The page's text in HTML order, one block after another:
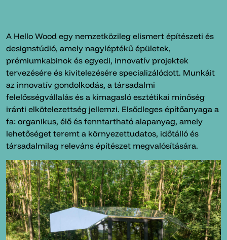
A Hello Wood egy nemzetközileg elismert építészeti és
designstúdió, amely nagyléptékű épületek,
prémiumkabinok és egyedi, innovatív projektek
tervezésére és kivitelezésére specializálódott. Munkáit
az innovatív gondolkodás, a társadalmi
felelősségvállalás és a kimagasló esztétikai minőség
iránti elkötelezettség jellemzi. Elsődleges építőanyaga a
fa: organikus, élő és fenntartható alapanyag, amely
lehetőséget teremt a környezettudatos, időtálló és
társadalmilag releváns építészet megvalósítására.